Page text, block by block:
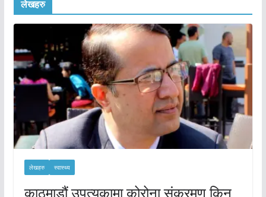
लेखहरु
लेखहरु स्वास्थ्य
काठमाडौं उपत्यकामा कोरोना संक्रमण किन